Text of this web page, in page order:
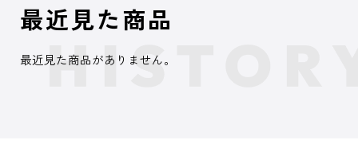
最近見た商品
最近見た商品がありません。